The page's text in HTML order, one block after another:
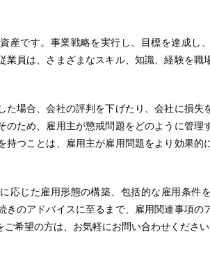
産です。事業戦略を実行し、目標を達成し
業員は、さまざまなスキル、知識、経験を職
場合、会社の評判を下げたり、会社に損失
のため、雇用主が懲戒問題をどのように管理
持つことは、雇用主が雇用問題をより効果的
応じた雇用形態の構築、包括的な雇用条件
きのアドバイスに至るまで、雇用関連事項の
希望の方は、お気軽にお問い合わせください